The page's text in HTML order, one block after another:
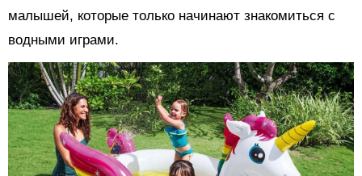
малышей, которые только начинают знакомиться с
водными играми.